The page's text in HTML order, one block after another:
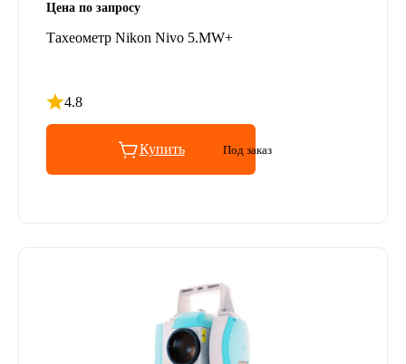
Цена по запросу
Тахеометр Nikon Nivo 5.MW+
4.8
Рейтинг 4.8 из 5
Купить Под заказ